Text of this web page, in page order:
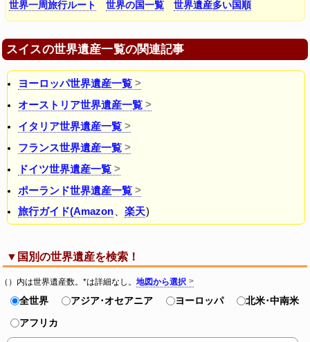
世界一周旅行ルート 世界の国一覧 世界遺産多い国順
スイスの世界遺産一覧の関連記事
ヨーロッパ世界遺産一覧
オーストリア世界遺産一覧
イタリア世界遺産一覧
フランス世界遺産一覧
ドイツ世界遺産一覧
ポーランド世界遺産一覧
旅行ガイド(Amazon
楽天)
▼国別の世界遺産を検索！
（）内は世界遺産数。*は詳細なし。 地図から選択
全世界 アジア･オセアニア ヨーロッパ
北米･中南米
アフリカ